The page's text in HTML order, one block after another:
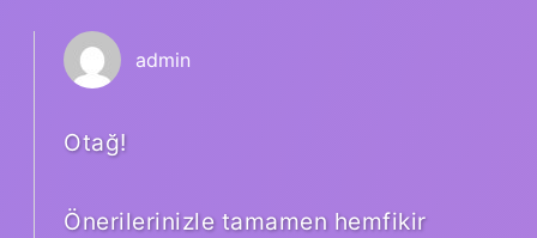
admin
Otağ!
Önerilerinizle tamamen hemfikir